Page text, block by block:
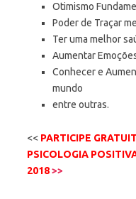
Otimismo
Poder de Traçar
Ter uma melhor
Aumentar
Conhecer e
mundo
entre outras.
<< PARTICIPE
PSICOLOGIA
2018>>